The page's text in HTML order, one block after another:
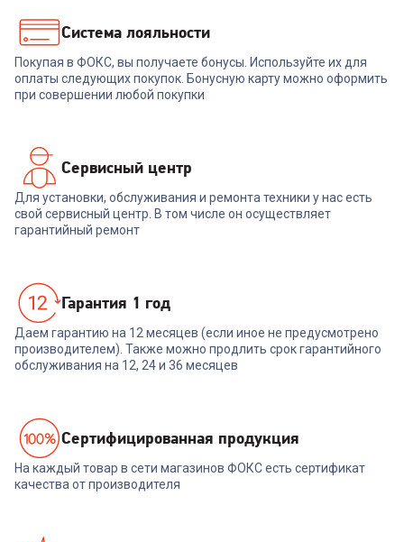
36 999₽
В корзину
Система лояльности
Покупая в ФОКС, вы получаете бонусы. Используйте их для
оплаты следующих покупок. Бонусную карту можно оформить
при совершении любой покупки
Сервисный центр
Для установки, обслуживания и ремонта техники у нас есть
свой сервисный центр. В том числе он осуществляет
гарантийный ремонт
Гарантия 1 год
Даем гарантию на 12 месяцев (если иное не предусмотрено
производителем). Также можно продлить срок гарантийного
обслуживания на 12, 24 и 36 месяцев
Cертифицированная продукция
На каждый товар в сети магазинов ФОКС есть сертификат
качества от производителя